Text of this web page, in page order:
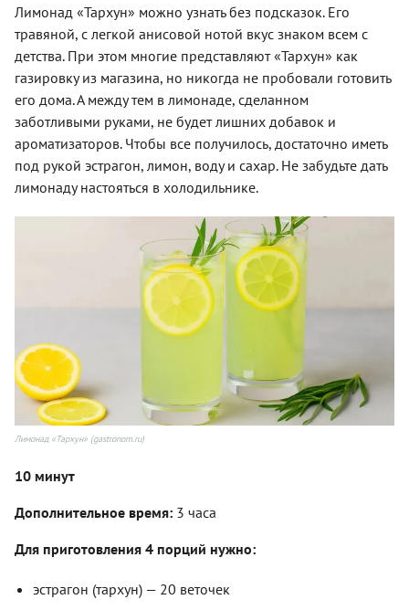
Лимонад «Тархун» можно узнать без подсказок. Его
травяной, с легкой анисовой нотой вкус знаком всем с
детства. При этом многие представляют «Тархун» как
газировку из магазина, но никогда не пробовали готовить
его дома. А между тем в лимонаде, сделанном
заботливыми руками, не будет лишних добавок и
ароматизаторов. Чтобы все получилось, достаточно иметь
под рукой эстрагон, лимон, воду и сахар. Не забудьте дать
лимонаду настояться в холодильнике.
Лимонад «Тархун» (gastronom.ru)
10 минут
Дополнительное время: 3 часа
Для приготовления 4 порций нужно:
эстрагон (тархун) — 20 веточек